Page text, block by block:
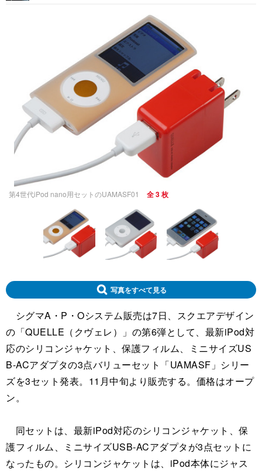
第4世代iPod nano用セットのUAMASF01 全 3 枚
写真をすべて見る
シグマA・P・Oシステム販売は7日、スクエアデザイン
の「QUELLE（クヴェレ）」の第6弾として、最新iPod対
応のシリコンジャケット、保護フィルム、ミニサイズUS
B-ACアダプタの3点バリューセット「UAMASF」シリー
ズを3セット発表。11月中旬より販売する。価格はオープ
ン。
同セットは、最新iPod対応のシリコンジャケット、保
護フィルム、ミニサイズUSB-ACアダプタが3点セットに
なったもの。シリコンジャケットは、iPod本体にジャス